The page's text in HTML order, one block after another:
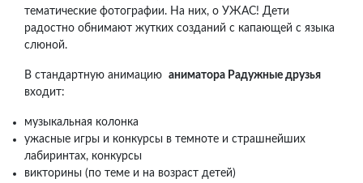
тематические фотографии. На них, о УЖАС! Дети
радостно обнимают жутких созданий с капающей с языка
слюной.
В стандартную анимацию аниматора Радужные друзья
входит:
музыкальная колонка
ужасные игры и конкурсы в темноте и страшнейших
лабиринтах, конкурсы
викторины (по теме и на возраст детей)